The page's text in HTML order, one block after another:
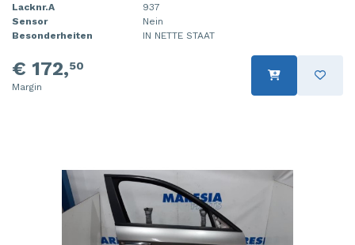
Lacknr.A
937
Sensor
Nein
Besonderheiten
IN NETTE STAAT
€ 172,50
Margin